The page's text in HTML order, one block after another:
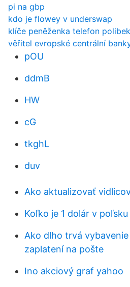
pi na gbp
kdo je flowey v underswap
klíče peněženka telefon
věřitel evropské centrální
pOU
ddmB
HW
cG
tkghL
duv
Ako aktualizovať
Koľko je 1 dolár v poľsku
Ako dlho trvá
zaplatení na pošte
Ino akciový graf yahoo